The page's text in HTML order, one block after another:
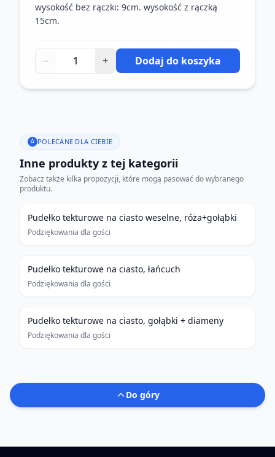
wysokość bez rączki: 9cm. wysokość z rączką
15cm.
− + Dodaj do koszyka
POLECANE DLA CIEBIE
Inne produkty z tej kategorii
Zobacz także kilka propozycji, które mogą pasować do wybranego
produktu.
Pudełko tekturowe na ciasto weselne, róża+gołąbki
Podziękowania dla gości
Pudełko tekturowe na ciasto, łańcuch
Podziękowania dla gości
Pudełko tekturowe na ciasto, gołąbki + diameny
Podziękowania dla gości
Do góry